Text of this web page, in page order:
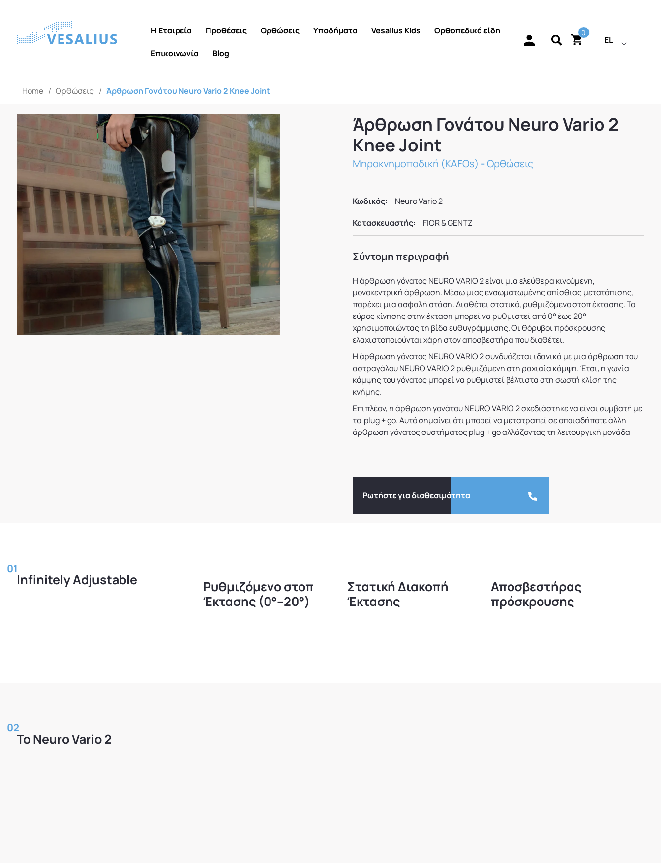
Η Εταιρεία Προθέσεις Ορθώσεις Υποδήματα Vesalius Kids Ορθοπεδικά είδη
Επικοινωνία Blog
0
EL
Home / Ορθώσεις / Άρθρωση Γονάτου Neuro Vario 2 Knee Joint
Άρθρωση Γονάτου Neuro Vario 2
Knee Joint
Μηροκνημοποδική (KAFOs) -Ορθώσεις
Κωδικός:
Neuro Vario 2
Κατασκευαστής:
FIOR & GENTZ
Σύντομη περιγραφή
Η άρθρωση γόνατος NEURO VARIO 2 είναι μια ελεύθερα κινούμενη,
μονοκεντρική άρθρωση. Μέσω μιας ενσωματωμένης οπίσθιας μετατόπισης,
παρέχει μια ασφαλή στάση. Διαθέτει στατικό, ρυθμιζόμενο στοπ έκτασης. Το
εύρος κίνησης στην έκταση μπορεί να ρυθμιστεί από 0° έως 20°
χρησιμοποιώντας τη βίδα ευθυγράμμισης. Οι θόρυβοι πρόσκρουσης
ελαχιστοποιούνται χάρη στον αποσβεστήρα που διαθέτει.
Η άρθρωση γόνατος NEURO VARIO 2 συνδυάζεται ιδανικά με μια άρθρωση του
αστραγάλου NEURO VARIO 2 ρυθμιζόμενη στη ραχιαία κάμψη. Έτσι, η γωνία
κάμψης του γόνατος μπορεί να ρυθμιστεί βέλτιστα στη σωστή κλίση της
κνήμης.
Επιπλέον, η άρθρωση γονάτου NEURO VARIO 2 σχεδιάστηκε να είναι συμβατή με
το plug + go. Αυτό σημαίνει ότι μπορεί να μετατραπεί σε οποιαδήποτε άλλη
άρθρωση γόνατος συστήματος plug + go αλλάζοντας τη λειτουργική μονάδα.
Ρωτήστε για διαθεσιμότητα
Infinitely Adjustable
01
Ρυθμιζόμενο στοπ
Έκτασης (0°–20°)
Στατική Διακοπή
Έκτασης
Αποσβεστήρας
πρόσκρουσης
Το Neuro Vario 2
02